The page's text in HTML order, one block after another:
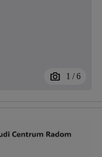
1 / 6